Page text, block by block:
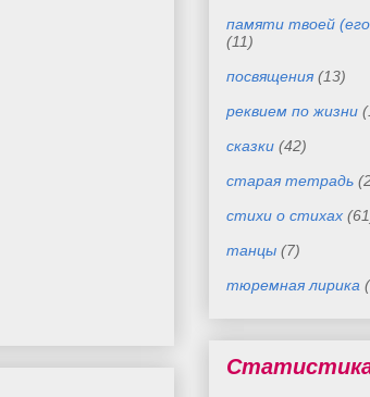
памяти твоей
(11)
посвящения (13)
реквием по жизни
сказки (42)
старая тетрадь
стихи о стихах
танцы (7)
тюремная лирика